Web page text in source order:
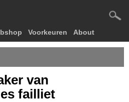
Voorkeuren About
van
failliet